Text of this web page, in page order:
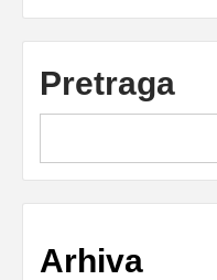
Pretraga
Arhiva